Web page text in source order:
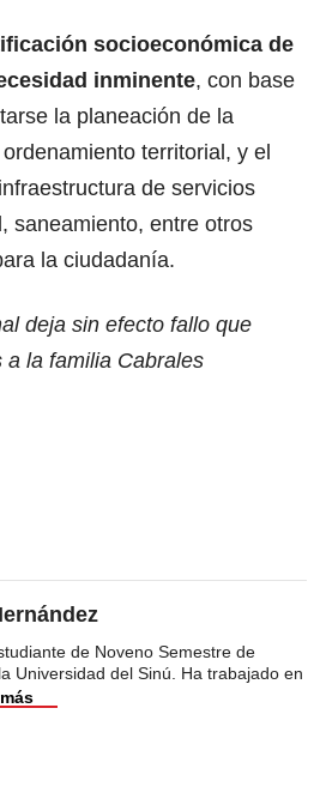
socioeconómica de
inminente, con base
la planeación de la
territorial, y el
de servicios
saneamiento, entre otros
la ciudadanía.
deja sin efecto fallo que
la familia Cabrales
de Noveno Semestre de
Universidad del Sinú. Ha trabajado en